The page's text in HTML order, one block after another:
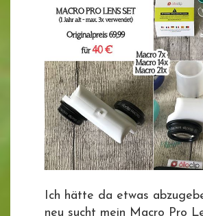
Ich hätte da etwas
neu sucht mein Macro Pro